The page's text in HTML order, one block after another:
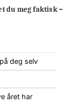
du meg faktisk –
deg selv
året har